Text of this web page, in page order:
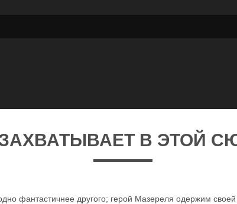
В ЭТОЙ
фантастичнее другого; герой Мазереля одержим